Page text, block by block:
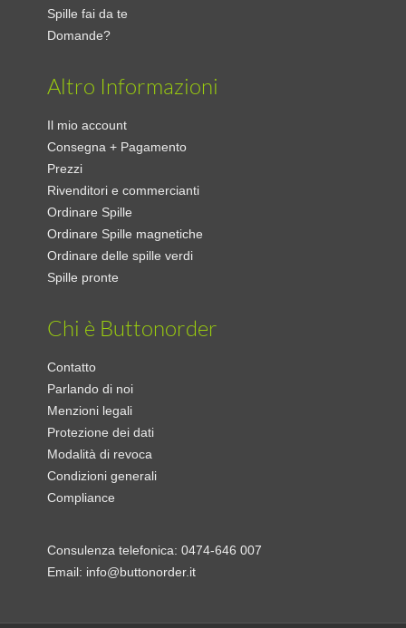
Spille fai da te
Domande?
Altro Informazioni
Il mio account
Consegna + Pagamento
Prezzi
Rivenditori e commercianti
Ordinare Spille
Ordinare Spille magnetiche
Ordinare delle spille verdi
Spille pronte
Chi è Buttonorder
Contatto
Parlando di noi
Menzioni legali
Protezione dei dati
Modalità di revoca
Condizioni generali
Compliance
Consulenza telefonica:0474-646 007
Email: info@buttonorder.it